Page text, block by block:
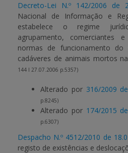
Decreto-Lei N.º 142/2006 de
Nacional de Informação e
estabelece o regime
agrupamento, comerciantes
normas de funcionamento
cadáveres de animais mortos
144 I 27.07.2006 p.5357)
Alterado por 316/2009
p.8245)
Alterado por 174/2015
p.6307)
Despacho N.º 4512/2010 de
registo de existências e